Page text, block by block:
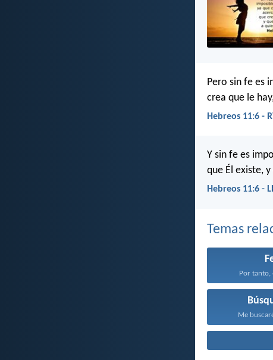
Pero sin fe es
crea que le
Hebreos 11:6 -
Y sin fe es
que Él existe,
Hebreos 11:6 -
Temas
Por tanto,
Me